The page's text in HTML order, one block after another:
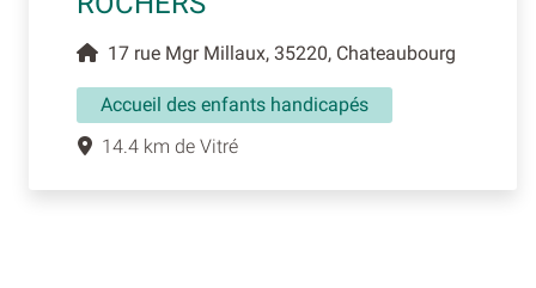
17 rue Mgr Millaux, 35220, Chateaubourg
Accueil des enfants handicapés
14.4 km de Vitré